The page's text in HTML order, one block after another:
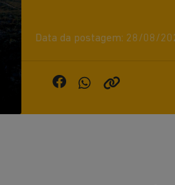
Data da postagem: 28/08/